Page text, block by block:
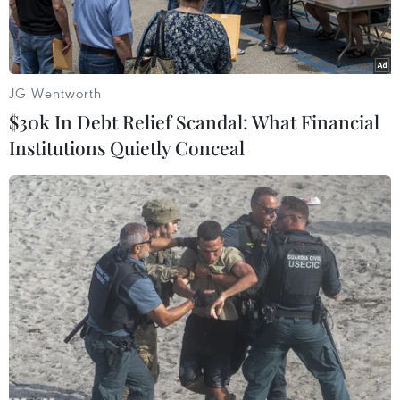
Vàng trang sức được bày bán tại cửa hàng ở Istanbul, Thổ Nhĩ
Kỳ. (Ảnh: THX/TTXVN)
Mặc dù thoát khỏi đà tăng và quay đầu giảm
trong phiên cuối tuần, giá vàng thế giới vẫn ghi
JG Wentworth
$30k In Debt Relief Scandal: What Financial
Institutions Quietly Conceal